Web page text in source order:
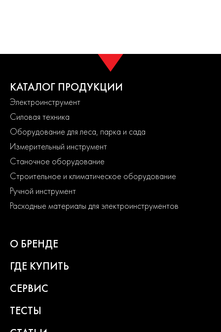
КАТАЛОГ ПРОДУКЦИИ
Электроинструмент
Силовая техника
Оборудование для леса, парка и сада
Измерительный инструмент
Станочное оборудование
Строительное и климатическое оборудование
Ручной инструмент
Расходные материалы для электроинструментов
О БРЕНДЕ
ГДЕ КУПИТЬ
СЕРВИС
ТЕСТЫ